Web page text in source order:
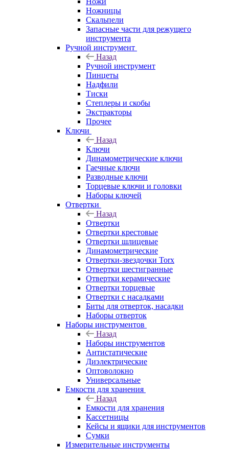
Ножницы
Скальпели
Запасные части для режущего
инструмента
Ручной инструмент
Назад
Ручной инструмент
Пинцеты
Надфили
Тиски
Степлеры и скобы
Экстракторы
Прочее
Ключи
Назад
Ключи
Динамометрические ключи
Гаечные ключи
Разводные ключи
Торцевые ключи и головки
Наборы ключей
Отвертки
Назад
Отвертки
Отвертки крестовые
Отвертки шлицевые
Динамометрические
Отвертки-звездочки Torx
Отвертки шестигранные
Отвертки керамические
Отвертки торцевые
Отвертки с насадками
Биты для отверток, насадки
Наборы отверток
Наборы инструментов
Назад
Наборы инструментов
Антистатические
Диэлектрические
Оптоволокно
Универсальные
Емкости для хранения
Назад
Емкости для хранения
Кассетницы
Кейсы и ящики для инструментов
Сумки
Измерительные инструменты